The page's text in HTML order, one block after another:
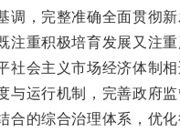
调，完整准确全面贯彻
注重积极培育发展又注
社会主义市场经济体制
与运行机制，完善政府
合的综合治理体系，优